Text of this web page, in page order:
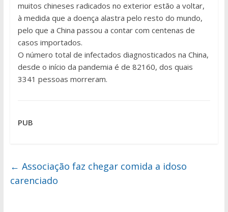
muitos chineses radicados no exterior estão a voltar,
à medida que a doença alastra pelo resto do mundo,
pelo que a China passou a contar com centenas de
casos importados.
O número total de infectados diagnosticados na China,
desde o início da pandemia é de 82160, dos quais
3341 pessoas morreram.
PUB
← Associação faz chegar comida a idoso
carenciado